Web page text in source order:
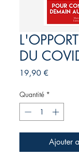
DU
19,90 €
Quantité *
Ajouter